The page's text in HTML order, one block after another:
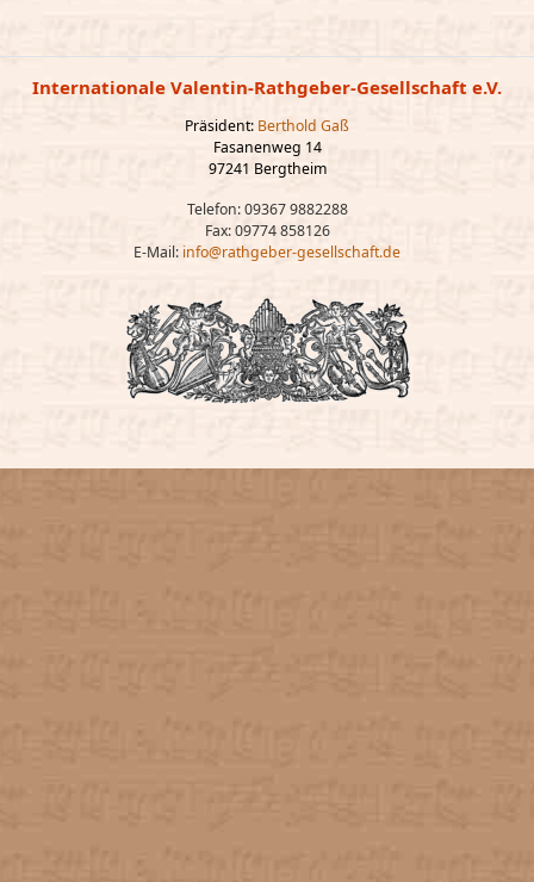
Internationale Valentin-Rathgeber-Gesellschaft e.V.
Präsident: Berthold Gaß
Fasanenweg 14
97241 Bergtheim
Telefon: 09367 9882288
Fax: 09774 858126
E-Mail: info@rathgeber-gesellschaft.de